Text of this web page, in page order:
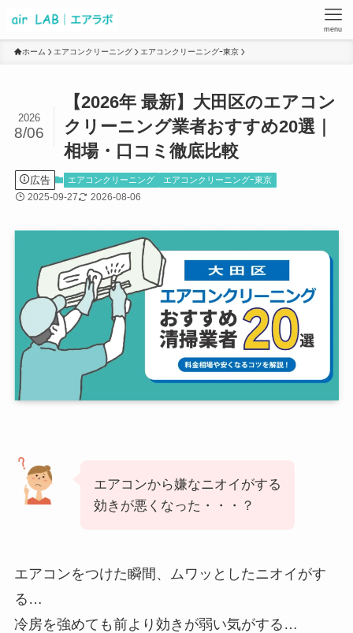
menu
ホーム エアコンクリーニング エアコンクリーニングｰ東京
【2026年 最新】大田区のエアコン
クリーニング業者おすすめ20選｜
相場・口コミ徹底比較
2026
8/06
広告 エアコンクリーニング エアコンクリーニングｰ東京
2025-09-27 2026-08-06
エアコンから嫌なニオイがする
効きが悪くなった・・・？
エアコンをつけた瞬間、ムワッとしたニオイがす
る…
冷房を強めても前より効きが弱い気がする…